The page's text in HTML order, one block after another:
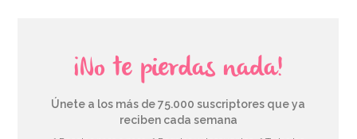
¡No te pierdas nada!
Únete a los más de 75.000 suscriptores que ya
reciben cada semana